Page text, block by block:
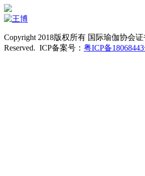
Copyright 2018版权所有 国际瑜伽协会
Reserved. ICP备案号： 粤ICP备